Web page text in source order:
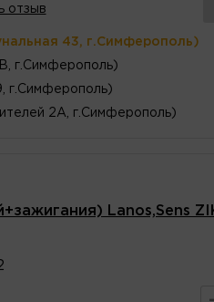
отзыв
43, г.Симферополь)
г.Симферополь)
г.Симферополь)
2А, г.Симферополь)
Lanos,Sens